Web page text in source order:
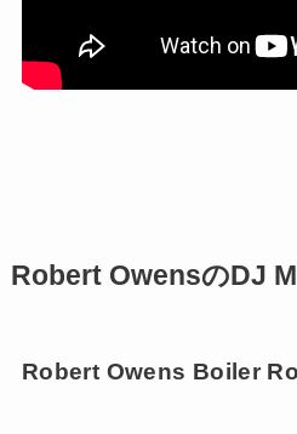
Robert OwensのDJ
Robert Owens Boiler